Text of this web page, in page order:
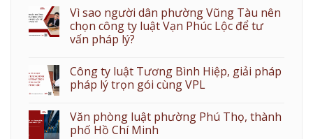
Vì sao người dân phường Vũng Tàu nên
chọn công ty luật Vạn Phúc Lộc để tư
vấn pháp lý?
Công ty luật Tương Bình Hiệp, giải pháp
pháp lý trọn gói cùng VPL
Văn phòng luật phường Phú Thọ, thành
phố Hồ Chí Minh